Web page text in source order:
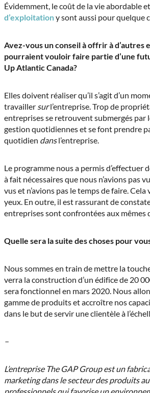
Évidemment, le coût de la vie abordable
d’exploitationy sont aussi pour quelque
Avez-vous un conseil à offrir à d’autres
pourraient vouloir faire partie d’une
Up Atlantic Canada?
Elles doivent réaliser qu’il s’agit d’un
travailler surl’entreprise. Trop de
entreprises se retrouvent submergés par
gestion quotidiennes et se font prendre
quotidien dansl’entreprise.
Le programme nous a permis d’effectuer
à fait nécessaires que nous n’avions pas
vus et n’avions pas le temps de faire.
yeux. En outre, il est rassurant de
entreprises sont confrontées aux mêmes
Quelle sera la suite des choses pour
Nous sommes en train de mettre la
verra la construction d’un édifice de 20
sera fonctionnel en mars 2020. Nous
gamme de produits et accroître nos
dans le but de servir une clientèle à
–
L’entreprise The GAP Group est un
marketing dans le secteur des produits